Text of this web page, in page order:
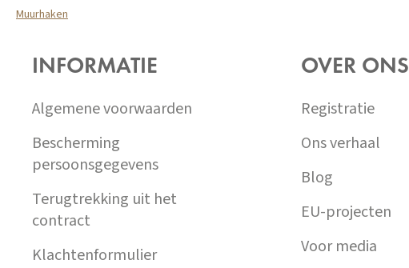
Muurhaken
INFORMATIE
Algemene voorwaarden
Bescherming
persoonsgegevens
Terugtrekking uit het
contract
Klachtenformulier
OVER ONS
Registratie
Ons verhaal
Blog
EU-projecten
Voor media